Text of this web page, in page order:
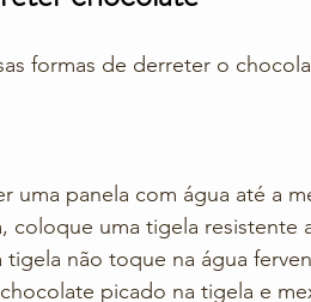
formas de derreter o
uma panela com água até a
coloque uma tigela
tigela não toque na água
picado na tigela e